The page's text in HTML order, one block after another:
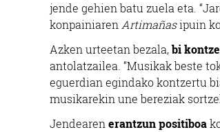
jende gehien batu zuela eta.
konpainiarenArtimañasipuin
Azken urteetan bezala,bi
antolatzailea. “Musikak beste
eguerdian egindako kontzertu
musikarekin une bereziak
Jendearenerantzun positiboa